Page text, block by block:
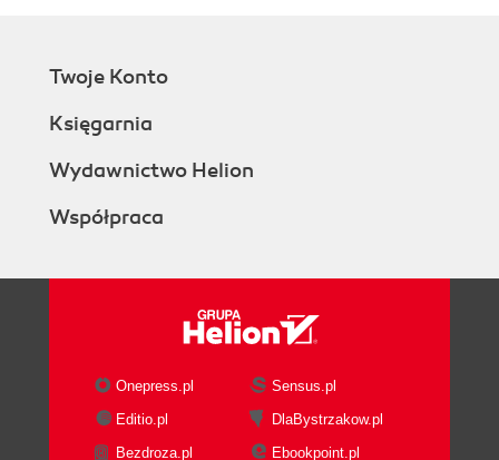
Twoje Konto
Księgarnia
Wydawnictwo Helion
Współpraca
Onepress.pl
Sensus.pl
Editio.pl
DlaBystrzakow.pl
Bezdroza.pl
Ebookpoint.pl